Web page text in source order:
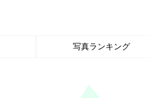
写真ランキング